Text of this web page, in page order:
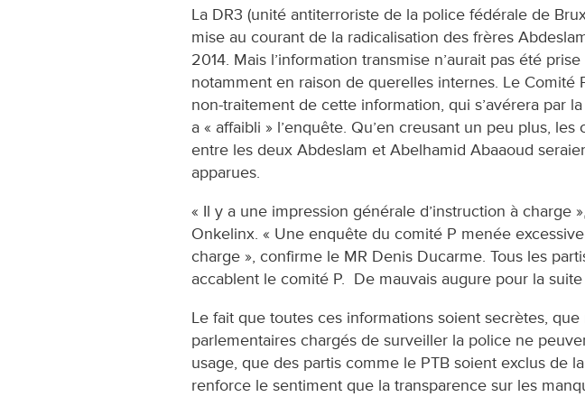
La DR3 (unité antiterroriste de la police fédérale de
mise au courant de la radicalisation des frères
2014. Mais l’information transmise n’aurait pas été
notamment en raison de querelles internes. Le Comité
non-traitement de cette information, qui s’avérera par
a « affaibli » l’enquête. Qu’en creusant un peu plus, les
entre les deux Abdeslam et Abelhamid Abaaoud
apparues.
« Il y a une impression générale d’instruction à charge
Onkelinx. « Une enquête du comité P menée
charge », confirme le MR Denis Ducarme. Tous les
accablent le comité P. De mauvais augure pour la
Le fait que toutes ces informations soient secrètes,
parlementaires chargés de surveiller la police ne
usage, que des partis comme le PTB soient exclus de
renforce le sentiment que la transparence sur les